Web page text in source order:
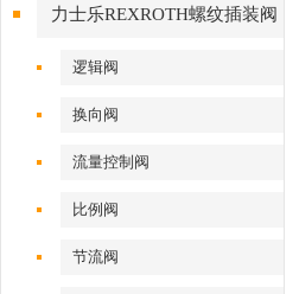
力士乐REXROTH螺纹插装阀
逻辑阀
换向阀
流量控制阀
比例阀
节流阀